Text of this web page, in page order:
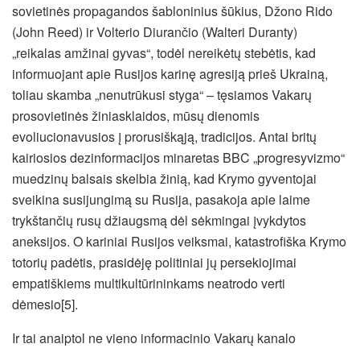
sovietinės propagandos šabloninius šūkius, Džono Rido
(John Reed) ir Volterio Diurančio (Walteri Duranty)
„reikalas amžinai gyvas“, todėl nereikėtų stebėtis, kad
informuojant apie Rusijos karinę agresiją prieš Ukrainą,
toliau skamba „nenutrūkusi styga“ – tęsiamos Vakarų
prosovietinės žiniasklaidos, mūsų dienomis
evoliucionavusios į prorusiškąją, tradicijos. Antai britų
kairiosios dezinformacijos minaretas BBC „progresyvizmo“
muedzinų balsais skelbia žinią, kad Krymo gyventojai
sveikina susijungimą su Rusija, pasakoja apie laime
trykštančių rusų džiaugsmą dėl sėkmingai įvykdytos
aneksijos. O kariniai Rusijos veiksmai, katastrofiška Krymo
totorių padėtis, prasidėję politiniai jų persekiojimai
empatiškiems multikultūrininkams neatrodo verti
dėmesio[5].
Ir tai anaiptol ne vieno informacinio Vakarų kanalo